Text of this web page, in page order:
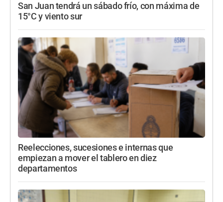
San Juan tendrá un sábado frío, con máxima de
15°C y viento sur
Reelecciones, sucesiones e internas que
empiezan a mover el tablero en diez
departamentos